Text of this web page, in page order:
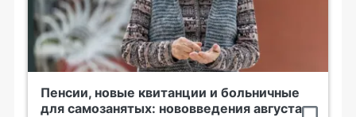
Пенсии, новые квитанции и больничные
для самозанятых: нововведения августа